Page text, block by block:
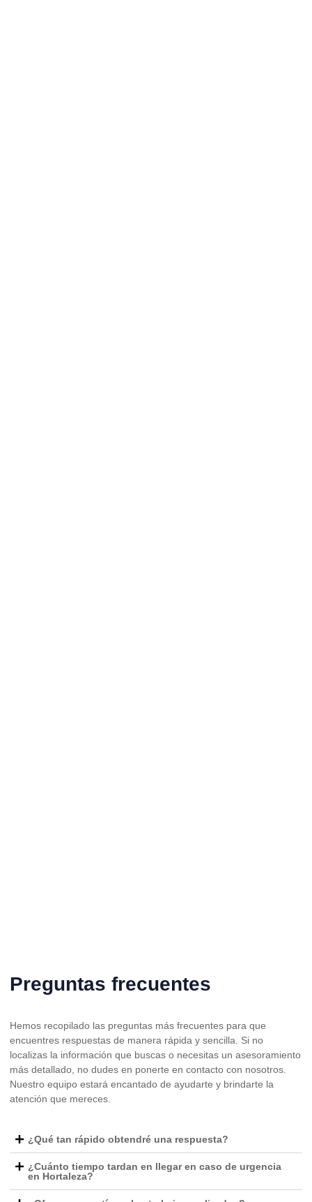
Preguntas frecuentes
Hemos recopilado las preguntas más frecuentes para que
encuentres respuestas de manera rápida y sencilla. Si no
localizas la información que buscas o necesitas un asesoramiento
más detallado, no dudes en ponerte en contacto con nosotros.
Nuestro equipo estará encantado de ayudarte y brindarte la
atención que mereces.
¿Qué tan rápido obtendré una respuesta?
¿Cuánto tiempo tardan en llegar en caso de urgencia
en Hortaleza?